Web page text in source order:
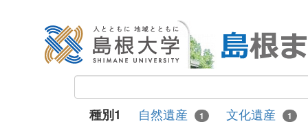
種別1 自然遺産 1 文化遺産 1